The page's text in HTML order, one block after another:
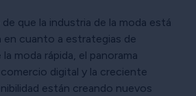
que la industria de la moda está
en cuanto a estrategias de
moda rápida, el panorama
digital y la creciente
están creando nuevos